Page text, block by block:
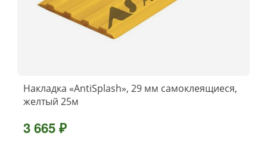
Накладка «AntiSplash», 29 мм самоклеящиеся,
желтый 25м
3 665 ₽